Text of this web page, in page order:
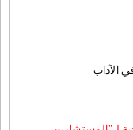
الآداب